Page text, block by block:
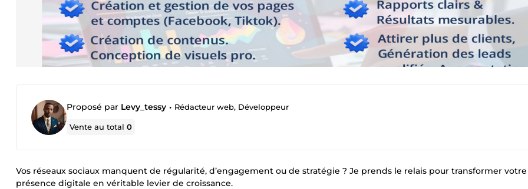
Proposé par Levy_tessy • Rédacteur web, Développeur
Vente au total0
Vos réseaux sociaux manquent de régularité, d’engagement ou de stratégie ? Je prends le relais pour transformer votre
présence digitale en véritable levier de croissance.